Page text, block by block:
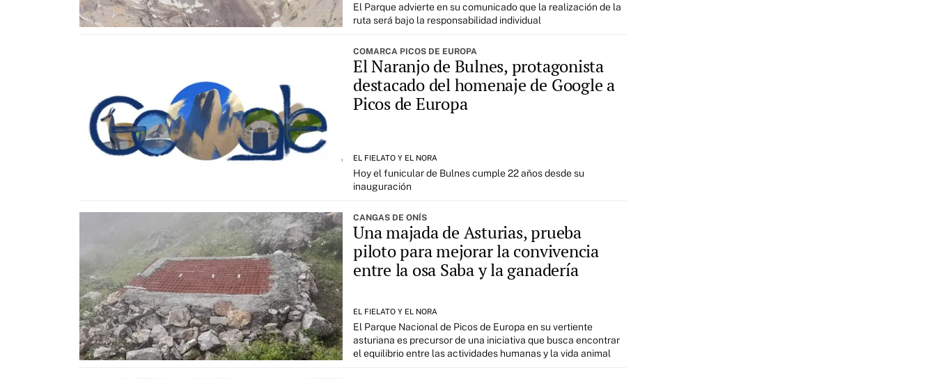
El Parque advierte en su comunicado que la realización de la
ruta será bajo la responsabilidad individual
COMARCA PICOS DE EUROPA
El Naranjo de Bulnes, protagonista
destacado del homenaje de Google a
Picos de Europa
EL FIELATO Y EL NORA
Hoy el funicular de Bulnes cumple 22 años desde su
inauguración
CANGAS DE ONÍS
Una majada de Asturias, prueba
piloto para mejorar la convivencia
entre la osa Saba y la ganadería
EL FIELATO Y EL NORA
El Parque Nacional de Picos de Europa en su vertiente
asturiana es precursor de una iniciativa que busca encontrar
el equilibrio entre las actividades humanas y la vida animal